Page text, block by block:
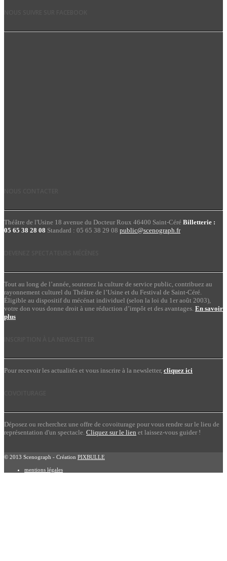
Théâtre de l'Usine 18 avenue du Docteur Roux 46400 Saint-Céré Billetterie :
05 65 38 28 08 Standard : 05 65 38 29 08 public@scenograph.fr
Tout au long de l’année, soutenez la culture de service public, contribuez au
rayonnement culturel du Théâtre de l’Usine et du Festival de Saint-Céré.
Éligible au dispositif du mécénat individuel (selon la loi du 1er août 2003),
votre don vous donne droit à une réduction d’impôt et des avantages. En savoir
plus
Pour recevoir les actualités et vous inscrire à la newsletter, cliquez ici
Déposez ou recherchez une offre de covoiturage pour vous rendre sur le lieu de
représentation d'un spectacle. Cliquez sur le lien et laissez-vous guider !
© 2013 Scenograph - Création PIXBULLE
mentions légales